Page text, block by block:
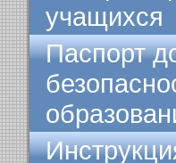
учащихся
Паспорт